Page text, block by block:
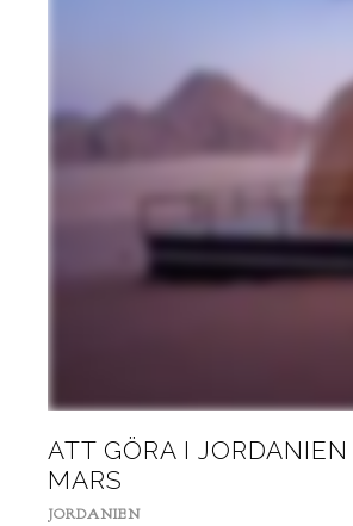
ATT GÖRA I
MARS
JORDANIEN